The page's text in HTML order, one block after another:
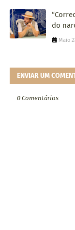
do
Maio
ENVIAR UM
0 Comentários